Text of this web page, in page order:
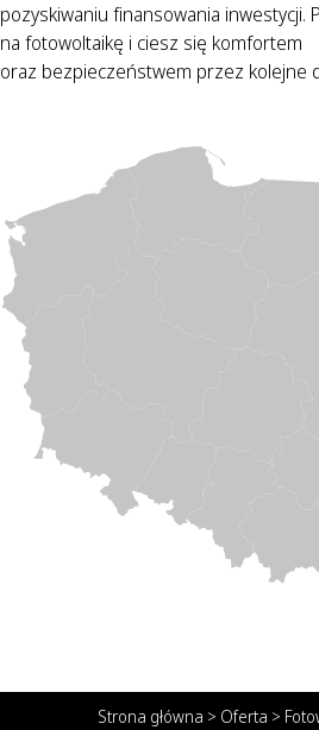
pozyskiwaniu finansowania inwestycji.
na fotowoltaikę i ciesz się komfortem
oraz bezpieczeństwem przez kolejne
Strona główna > Oferta >